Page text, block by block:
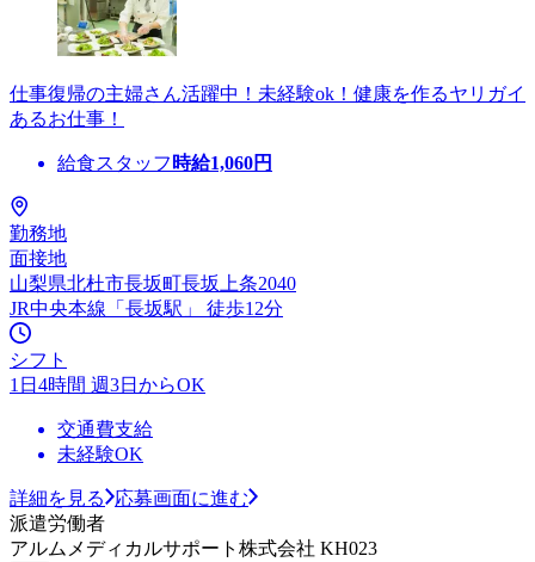
仕事復帰の主婦さん活躍中！未経験ok！健康を作るヤリガイ
あるお仕事！
給食スタッフ 時給1,060円
勤務地
面接地
山梨県北杜市長坂町長坂上条2040
JR中央本線「長坂駅」 徒歩12分
シフト
1日4時間 週3日からOK
交通費支給
未経験OK
詳細を見る
応募画面に進む
派遣労働者
アルムメディカルサポート株式会社 KH023